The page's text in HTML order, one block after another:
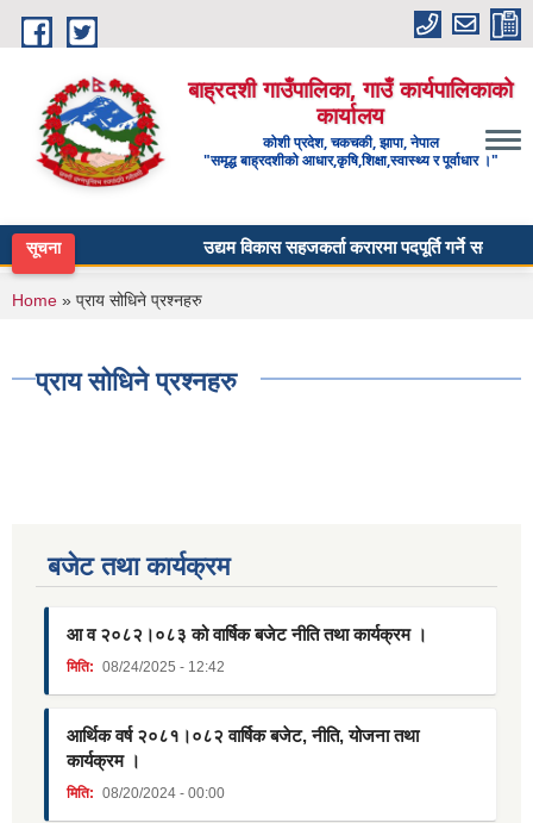
Skip to main content
बाह्रदशी गाउँपालिका, गाउँ कार्यपालिकाको
कार्यालय
कोशी प्रदेश, चकचकी, झापा, नेपाल
"समृद्ध बाह्रदशीको आधार,कृषि,शिक्षा,स्वास्थ्य र पूर्वाधार ।"
सूचना उद्यम विकास सहजकर्ता करारमा पदपूर्ति गर्ने सम्बन्धी
You are here
Home » प्राय सोधिने प्रश्नहरु
प्राय सोधिने प्रश्नहरु
बजेट तथा कार्यक्रम
आ व २०८२।०८३ को वार्षिक बजेट नीति तथा कार्यक्रम ।
मिति: 08/24/2025 - 12:42
आर्थिक वर्ष २०८१।०८२ वार्षिक बजेट, नीति, योजना तथा
कार्यक्रम ।
मिति: 08/20/2024 - 00:00